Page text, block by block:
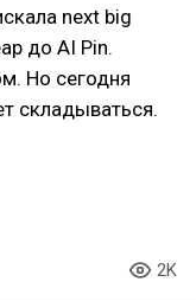
next big
до AI Pin.
Но сегодня
складываться.
2K